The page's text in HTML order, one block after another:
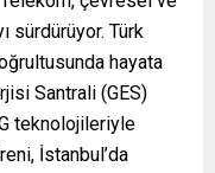
sürdürüyor. Türk
hayata
Santrali (GES)
teknolojileriyle
İstanbul’da